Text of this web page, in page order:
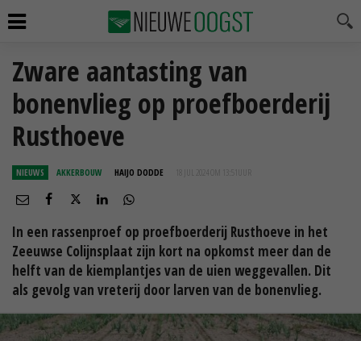
Zware aantasting van
bonenvlieg op proefboerderij
Rusthoeve
NIEUWS AKKERBOUW HAIJO DODDE 18 JUL 2024 OM 13:51
In een rassenproef op proefboerderij Rusthoeve in het
Zeeuwse Colijnsplaat zijn kort na opkomst meer dan de
helft van de kiemplantjes van de uien weggevallen. Dit
als gevolg van vreterij door larven van de bonenvlieg.